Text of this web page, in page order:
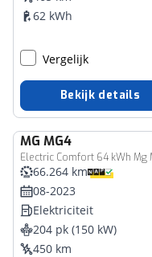
62 kWh
Vergelijk
Bekijk details
MG MG4
Electric Comfort 64 kWh Mg
66.264 km
08-2023
Elektriciteit
204 pk (150 kW)
450 km